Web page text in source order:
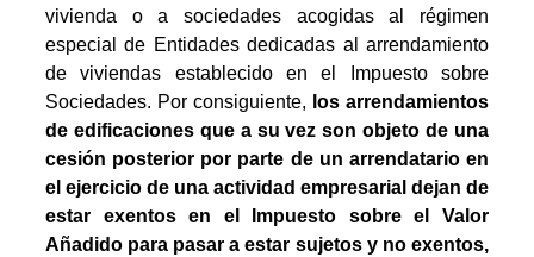
vivienda o a sociedades acogidas al régimen
especial de Entidades dedicadas al arrendamiento
de viviendas establecido en el Impuesto sobre
Sociedades. Por consiguiente, los arrendamientos
de edificaciones que a su vez son objeto de una
cesión posterior por parte de un arrendatario en
el ejercicio de una actividad empresarial dejan de
estar exentos en el Impuesto sobre el Valor
Añadido para pasar a estar sujetos y no exentos,